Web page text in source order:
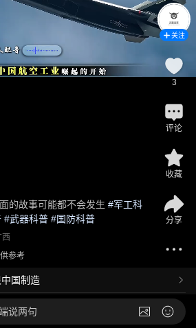
的故事可能都不会发生 #军工科
#武器科普 #国防科普
西
参考
国制造
关注
3
评论
收藏
分享
说两句